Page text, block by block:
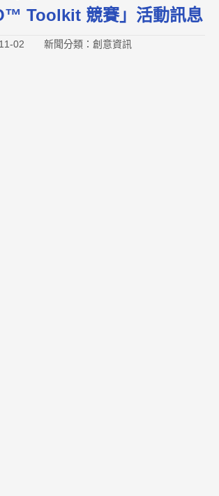
Toolkit 競賽」活動訊息
02 新聞分類：創意資訊